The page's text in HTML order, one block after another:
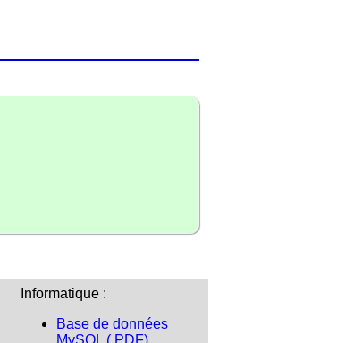
Informatique :
Base de données
MySQL (.PDF)